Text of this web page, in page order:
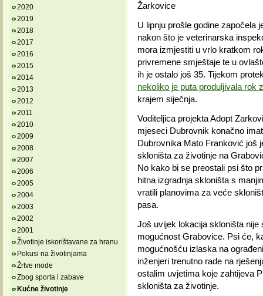
2020
2019
2018
2017
2016
2015
2014
2013
2012
2011
2010
2009
2008
2007
2006
2005
2004
2003
2002
2001
Životinje iskorištavane za hranu
Pokusi na životinjama
Žrtve mode
Zbog sporta i zabave
Kućne životinje
Žarkovice
U lipnju prošle godine započela
nakon što je veterinarska
mora izmjestiti u vrlo kratkom
privremene smještaje te u
ih je ostalo još 35. Tijekom
nekoliko je puta produljivala rok
krajem siječnja.
Voditeljica projekta Adopt
mjeseci Dubrovnik konačno
Dubrovnika Mato Franković još
skloništa za životinje na
No kako bi se preostali psi što
hitna izgradnja skloništa s
vratili planovima za veće
pasa.
Još uvijek lokacija skloništa nije
mogućnost Grabovice. Psi će,
mogućnošću izlaska na
inženjeri trenutno rade na
ostalim uvjetima koje zahtijeva
skloništa za životinje.